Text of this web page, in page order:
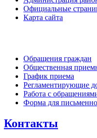
Официальные
Карта сайта
Обращения граждан
Общественная
График приема
Регламентирующие
Работа с
Форма для
Контакты